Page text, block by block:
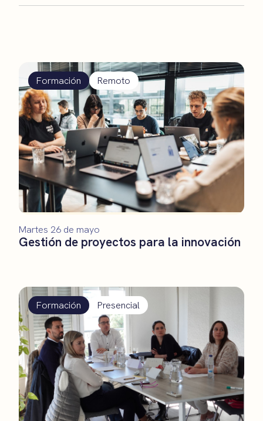
Formación Remoto
Gestión de proyectos para la innovación
Martes 26 de mayo
Formación Presencial